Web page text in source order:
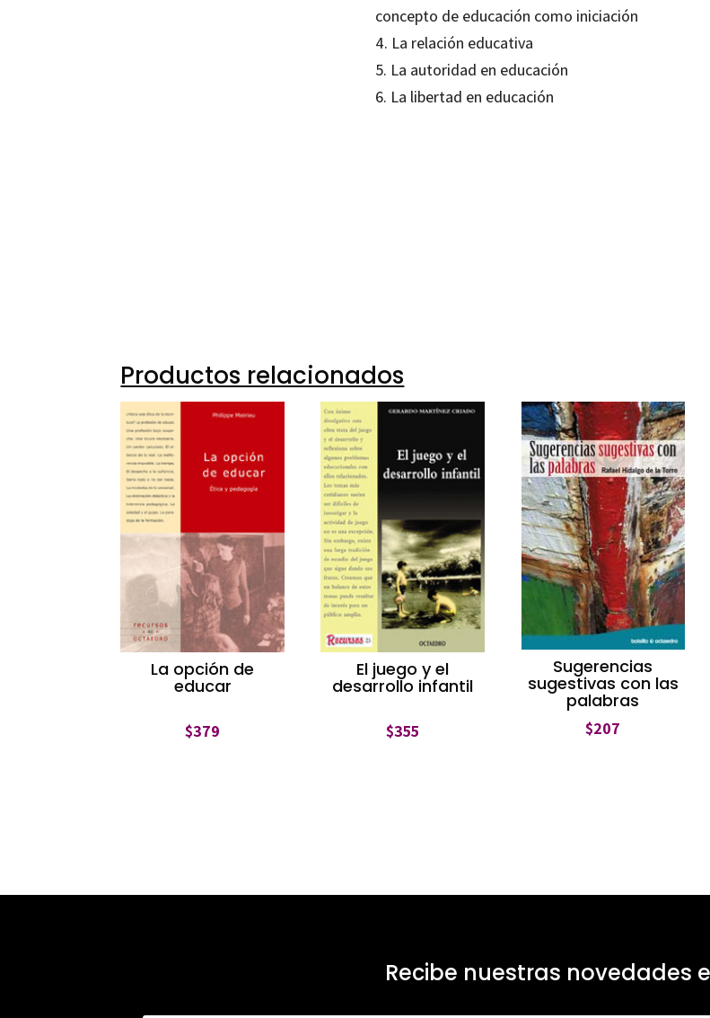
concepto de educación como iniciación
4. La relación educativa
5. La autoridad en educación
6. La libertad en educación
Productos relacionados
La opción de
educar
$379
El juego y el
desarrollo infantil
$355
Sugerencias
sugestivas con las
palabras
$207
Recibe nuestras novedades